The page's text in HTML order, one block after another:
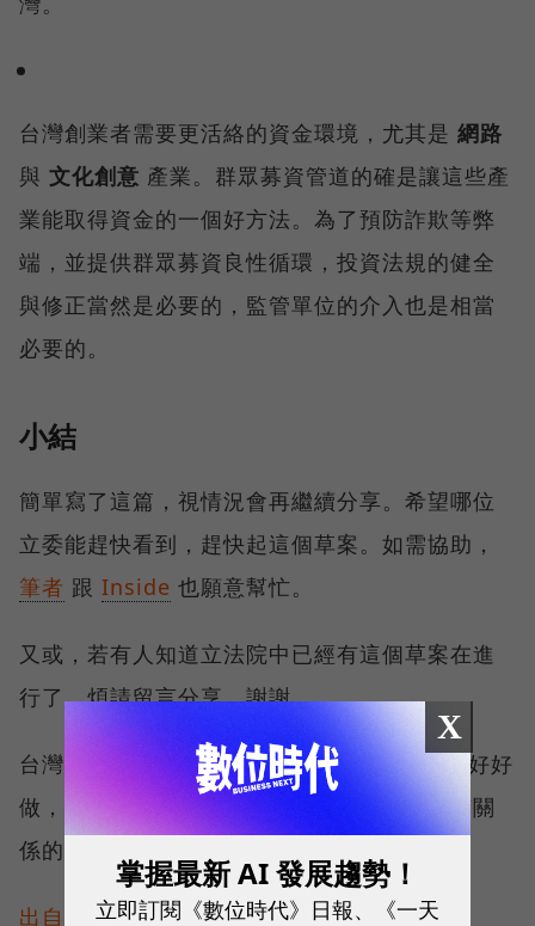
台灣創業者需要更活絡的資金環境，尤其是 網路
與 文化創意 產業。群眾募資管道的確是讓這些產
業能取得資金的一個好方法。為了預防詐欺等弊
端，並提供群眾募資良性循環，投資法規的健全
與修正當然是必要的，監管單位的介入也是相當
必要的。
小結
簡單寫了這篇，視情況會再繼續分享。希望哪位
立委能趕快看到，趕快起這個草案。如需協助，
筆者 跟 Inside 也願意幫忙。
又或，若有人知道立法院中已經有這個草案在進
行了，煩請留言分享。謝謝。
台灣的網路業中有很多Business Model不能好好
做，很多真的是跟法規與監管的不清不楚很有關
係的，值得你我深思與重視。
出自Inside部落格
X
掌握最新 AI 發展趨勢！
立即訂閱《數位時代》日報、《一天